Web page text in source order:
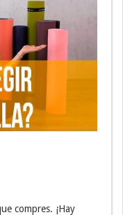
compres. ¡Hay